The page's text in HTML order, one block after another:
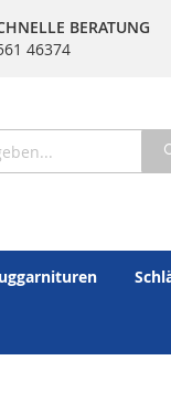
BERATUNG
46374